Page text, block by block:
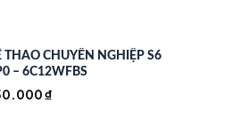
₫.là:
4.900.000 ₫.
THAO CHUYÊN NGHIỆP S6
– 6C12WFBS
₫